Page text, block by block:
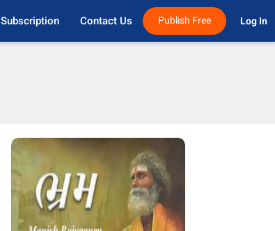
Subscription Contact Us Publish Free Log In